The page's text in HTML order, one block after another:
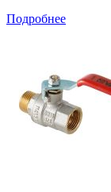
Подробнее